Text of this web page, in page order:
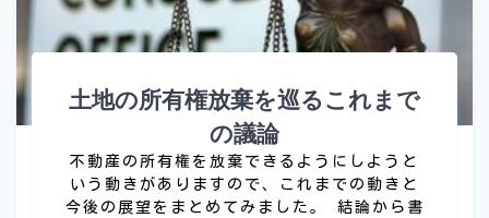
土地の所有権放棄を巡るこれまで
の議論
不動産の所有権を放棄できるようにしようと
いう動きがありますので、これまでの動きと
今後の展望をまとめてみました。 結論から書